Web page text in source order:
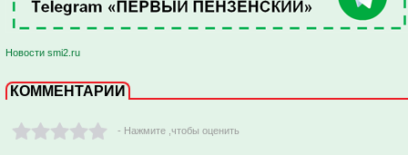
Новости smi2.ru
КОММЕНТАРИИ
- Нажмите ,чтобы оценить